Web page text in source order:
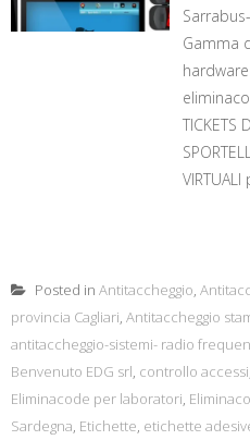
Gamma
TICKETS
VIRTUALI
Posted in Antitaccheggio,
provincia Cagliari, Antitaccheggio
antitaccheggio-sistemi- radio
Benvenuto EDG srl, controllo accessi
Eliminacode per laboratori,
Sardegna, Etichette, etichette